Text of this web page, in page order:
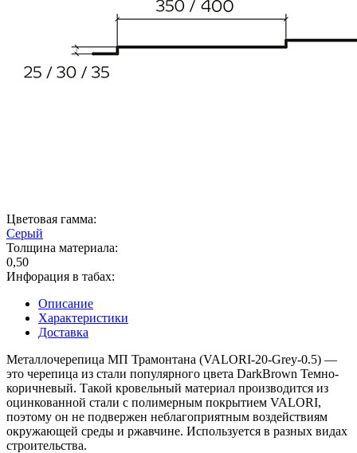
Цветовая гамма:
Серый
Толщина материала:
0,50
Инфорация в табах:
Описание
Характеристики
Доставка
Металлочерепица МП Трамонтана (VALORI-20-Grey-0.5) —
это черепица из стали популярного цвета DarkBrown Темно-
коричневый. Такой кровельный материал производится из
оцинкованной стали с полимерным покрытием VALORI,
поэтому он не подвержен неблагоприятным воздействиям
окружающей среды и ржавчине. Используется в разных видах
строительства.